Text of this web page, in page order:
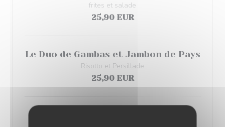
frites et salade
25,90 EUR
Le Duo de Gambas et Jambon de Pays
Risotto et Persillade
25,90 EUR